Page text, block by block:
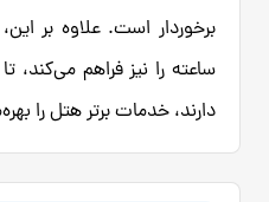
ساعته را نیز فراهم می‌کند،
دارند، خدمات برتر هتل را